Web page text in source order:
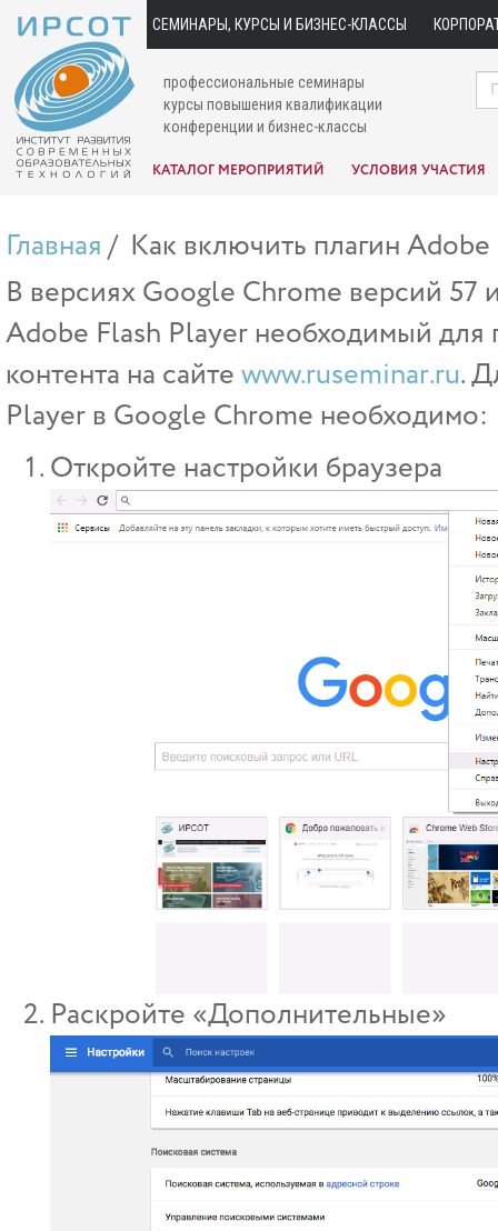
СЕМИНАРЫ, КУРСЫ И БИЗНЕС-КЛАССЫ
профессиональные семинары
курсы повышения квалификации
конференции и бизнес-классы
КАТАЛОГ МЕРОПРИЯТИЙ УСЛОВИЯ УЧАСТИЯ
Главная
Как включить плагин
В версиях Google Chrome версий
Adobe Flash Player необходимый для
контента на сайтеwww.ruseminar.ru.
Player в Google Chrome необходимо:
Откройте настройки браузера
Раскройте «Дополнительные»